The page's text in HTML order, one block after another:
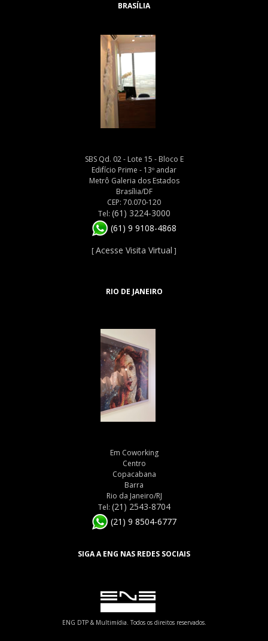
BRASÍLIA
SBS Qd. 02 - Lote 15 - Bloco E
Edifício Prime - 13º andar
Metrô Galeria dos Estados
Brasília/DF
CEP: 70.070-120
Tel: (61) 3224-3000
(61) 9 9108-4868
[Acesse Visita Virtual ]
RIO DE JANEIRO
Em Coworking
Centro
Copacabana
Barra
Rio da Janeiro/RJ
Tel: (21) 2543-8704
(21) 9 8504-6777
SIGA A ENG NAS REDES SOCIAIS
ENG DTP & Multimídia. Todos os direitos reservados.